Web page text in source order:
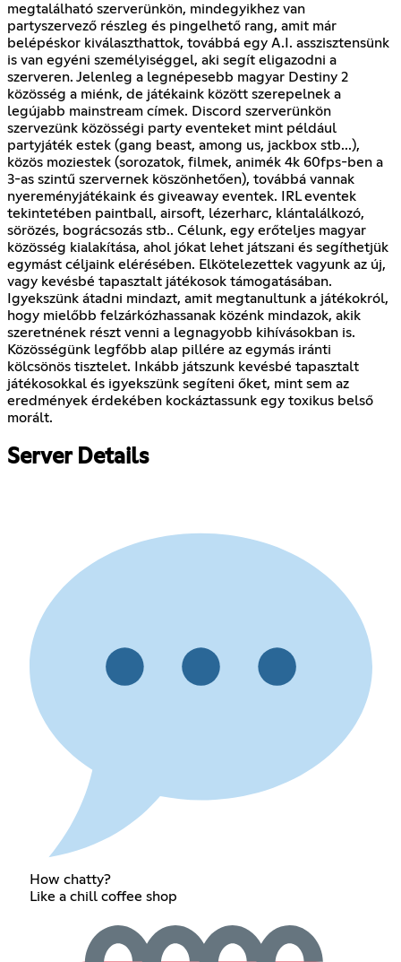
megtalálható szerverünkön, mindegyikhez van
partyszervező részleg és pingelhető rang, amit már
belépéskor kiválaszthattok, továbbá egy A.I. asszisztensünk
is van egyéni személyiséggel, aki segít eligazodni a
szerveren. Jelenleg a legnépesebb magyar Destiny 2
közösség a miénk, de játékaink között szerepelnek a
legújabb mainstream címek. Discord szerverünkön
szervezünk közösségi party eventeket mint például
partyjáték estek (gang beast, among us, jackbox stb...),
közös moziestek (sorozatok, filmek, animék 4k 60fps-ben a
3-as szintű szervernek köszönhetően), továbbá vannak
nyereményjátékaink és giveaway eventek. IRL eventek
tekintetében paintball, airsoft, lézerharc, klántalálkozó,
sörözés, bográcsozás stb.. Célunk, egy erőteljes magyar
közösség kialakítása, ahol jókat lehet játszani és segíthetjük
egymást céljaink elérésében. Elkötelezettek vagyunk az új,
vagy kevésbé tapasztalt játékosok támogatásában.
Igyekszünk átadni mindazt, amit megtanultunk a játékokról,
hogy mielőbb felzárkózhassanak közénk mindazok, akik
szeretnének részt venni a legnagyobb kihívásokban is.
Közösségünk legfőbb alap pillére az egymás iránti
kölcsönös tisztelet. Inkább játszunk kevésbé tapasztalt
játékosokkal és igyekszünk segíteni őket, mint sem az
eredmények érdekében kockáztassunk egy toxikus belső
morált.
Server Details
How chatty?
Like a chill coffee shop